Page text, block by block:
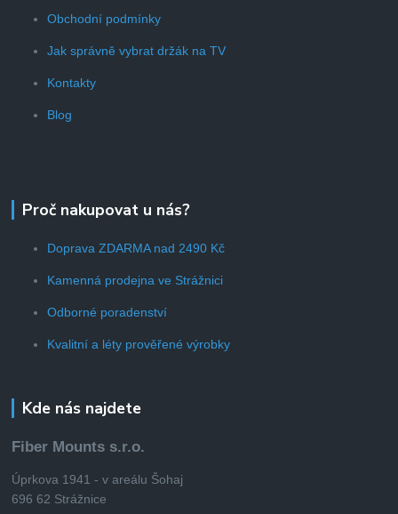
Obchodní podmínky
Jak správně vybrat držák na TV
Kontakty
Blog
Proč nakupovat u nás?
Doprava ZDARMA nad 2490 Kč
Kamenná prodejna ve Strážnici
Odborné poradenství
Kvalitní a léty prověřené výrobky
Kde nás najdete
Fiber Mounts s.r.o.
Úprkova 1941 - v areálu Šohaj
696 62 Strážnice